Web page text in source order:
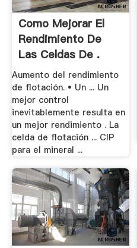
Como Mejorar El
Rendimiento De
Las Celdas De .
Aumento del rendimiento
de flotación. • Un ... Un
mejor control
inevitablemente resulta en
un mejor rendimiento . La
celda de flotación ... CIP
para el mineral ...